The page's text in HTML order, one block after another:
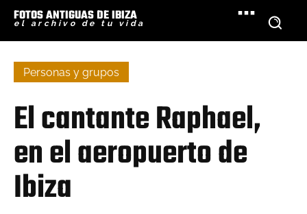
FOTOS ANTIGUAS DE IBIZA
el archivo de tu vida
Personas y grupos
El cantante Raphael,
en el aeropuerto de
Ibiza